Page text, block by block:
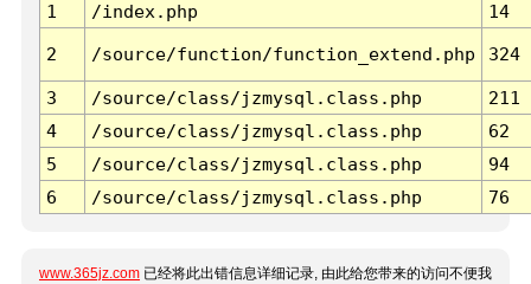
1
/index.php 14
2 /source/function/function_extend.php 324
3 /source/class/jzmysql.class.php
211
4
/source/class/jzmysql.class.php
62
5
/source/class/jzmysql.class.php
94
6
/source/class/jzmysql.class.php 76
www.365jz.com 已经将此出错信息详细记录, 由此给您带来的访问不便我